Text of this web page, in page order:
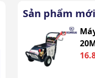
Sản phẩm mới